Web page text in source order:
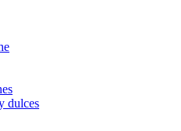
dulces